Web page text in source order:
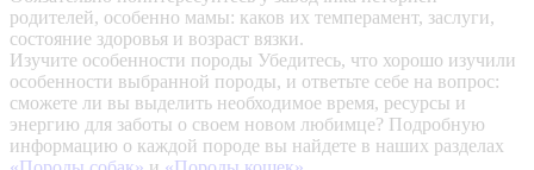
родителей, особенно мамы: каков их темперамент, заслуги,
состояние здоровья и возраст вязки.
Изучите особенности породы Убедитесь, что хорошо изучили
особенности выбранной породы, и ответьте себе на вопрос:
сможете ли вы выделить необходимое время, ресурсы и
энергию для заботы о своем новом любимце? Подробную
информацию о каждой породе вы найдете в наших разделах